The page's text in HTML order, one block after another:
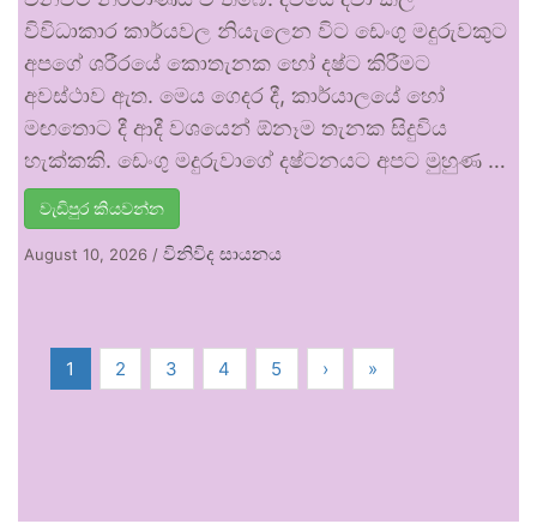
විවිධාකාර කාර්යවල නියැලෙන විට ඩෙංගු මදුරුවකුට
අපගේ ශරීරයේ කොතැනක හෝ දෂ්ට කිරීමට
අවස්ථාව ඇත. මෙය ගෙදර දී, කාර්යාලයේ හෝ
මඟතොට දී ආදී වශයෙන් ඕනෑම තැනක සිදුවිය
හැක්කකි. ඩෙංගු මදුරුවාගේ දෂ්ටනයට අපට මුහුණ …
වැඩිපුර කියවන්න
August 10, 2026 / විනිවිද සායනය
1 2 3 4 5 › »